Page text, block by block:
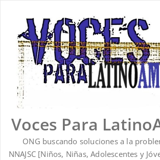
contenido
Voces Para
ONG buscando soluciones a la
NNAJSC [Niños, Niñas, Adolescentes y